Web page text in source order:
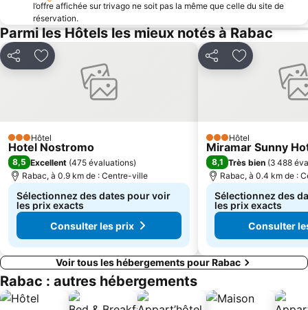
l’offre affichée sur trivago ne soit pas la même que celle du site de
réservation.
Parmi les Hôtels les mieux notés à Rabac
PartagerAjouter à mes favoris
3 Étoiles
Hôtel
Hotel Nostromo
8,5 Excellent (475 évaluations)
Rabac, à 0.9 km de : Centre-ville
Sélectionnez des dates pour voir
les prix exacts
Consulter les prix
PartagerAjouter à
3 Étoiles
Hôtel
Miramar Sunny
8,1 Très bien (3 488
Rabac, à 0.4 km de :
Sélectionnez des
les prix exacts
Consulter
Voir tous les hébergements pour Rabac
Rabac : autres hébergements